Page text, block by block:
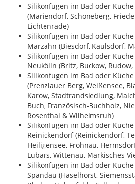
Silikonfugen im Bad oder
(Mariendorf, Schöneberg,
Lichtenrade)
Silikonfugen im Bad oder
Marzahn (Biesdorf, Kaulsdorf,
Silikonfugen im Bad oder
Neukölln (Britz, Buckow,
Silikonfugen im Bad oder
(Prenzlauer Berg, Weißensee,
Karow, Stadtrandsiedlung,
Buch, Französisch-Buchholz,
Rosenthal & Wilhelmsruh)
Silikonfugen im Bad oder
Reinickendorf (Reinickendorf,
Heiligensee, Frohnau,
Lübars, Wittenau, Märkisches
Silikonfugen im Bad oder
Spandau (Haselhorst,